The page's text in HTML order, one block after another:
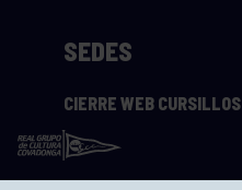
SEDES
CIERRE WEB CURSILLOS
Cómo llegar